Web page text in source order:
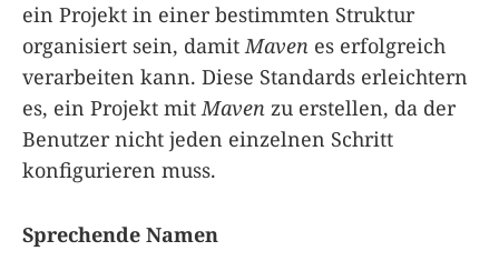
ein Projekt in einer bestimmten Struktur
organisiert sein, damitMaven es erfolgreich
verarbeiten kann. Diese Standards erleichtern
es, ein Projekt mitMaven zu erstellen, da der
Benutzer nicht jeden einzelnen Schritt
konfigurieren muss.
Sprechende Namen